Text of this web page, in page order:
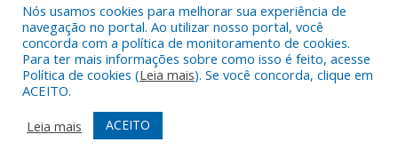
Todos os direitos reservados a câmara de Paragominas.
Mapa do Site
Acessar Área Administrativa
Acessar Webmail
Nós usamos cookies para melhorar sua experiência de
navegação no portal. Ao utilizar nosso portal, você
concorda com a política de monitoramento de cookies.
Para ter mais informações sobre como isso é feito, acesse
Política de cookies (Leia mais). Se você concorda, clique em
ACEITO.
Leia mais
ACEITO